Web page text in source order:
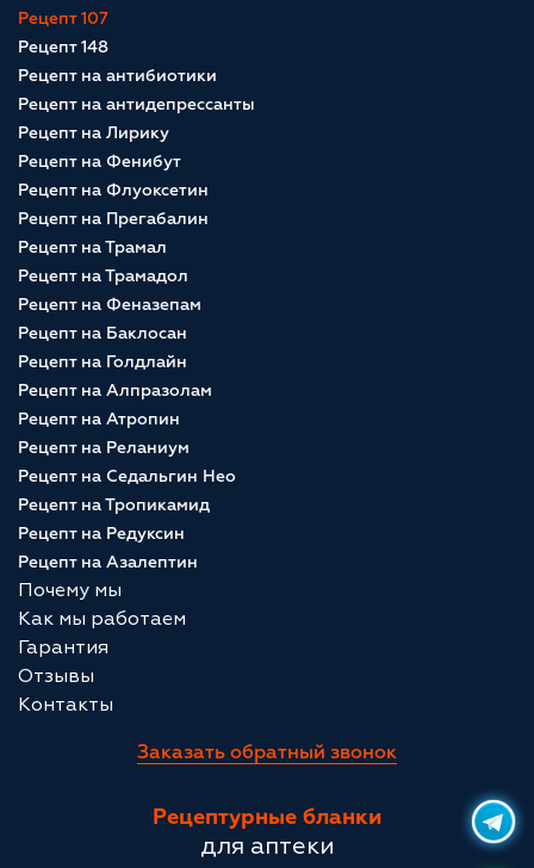
Рецептурные бланки
для аптеки
Рецепт 107
Рецепт 148
Рецепт на антибиотики
Рецепт на антидепрессанты
Рецепт на Лирику
Рецепт на Фенибут
Рецепт на Флуоксетин
Рецепт на Прегабалин
Рецепт на Трамал
Рецепт на Трамадол
Рецепт на Феназепам
Рецепт на Баклосан
Рецепт на Голдлайн
Рецепт на Алпразолам
Рецепт на Атропин
Рецепт на Реланиум
Рецепт на Седальгин Нео
Рецепт на Тропикамид
Рецепт на Редуксин
Рецепт на Азалептин
Почему мы
Как мы работаем
Гарантия
Отзывы
Контакты
Заказать обратный звонок